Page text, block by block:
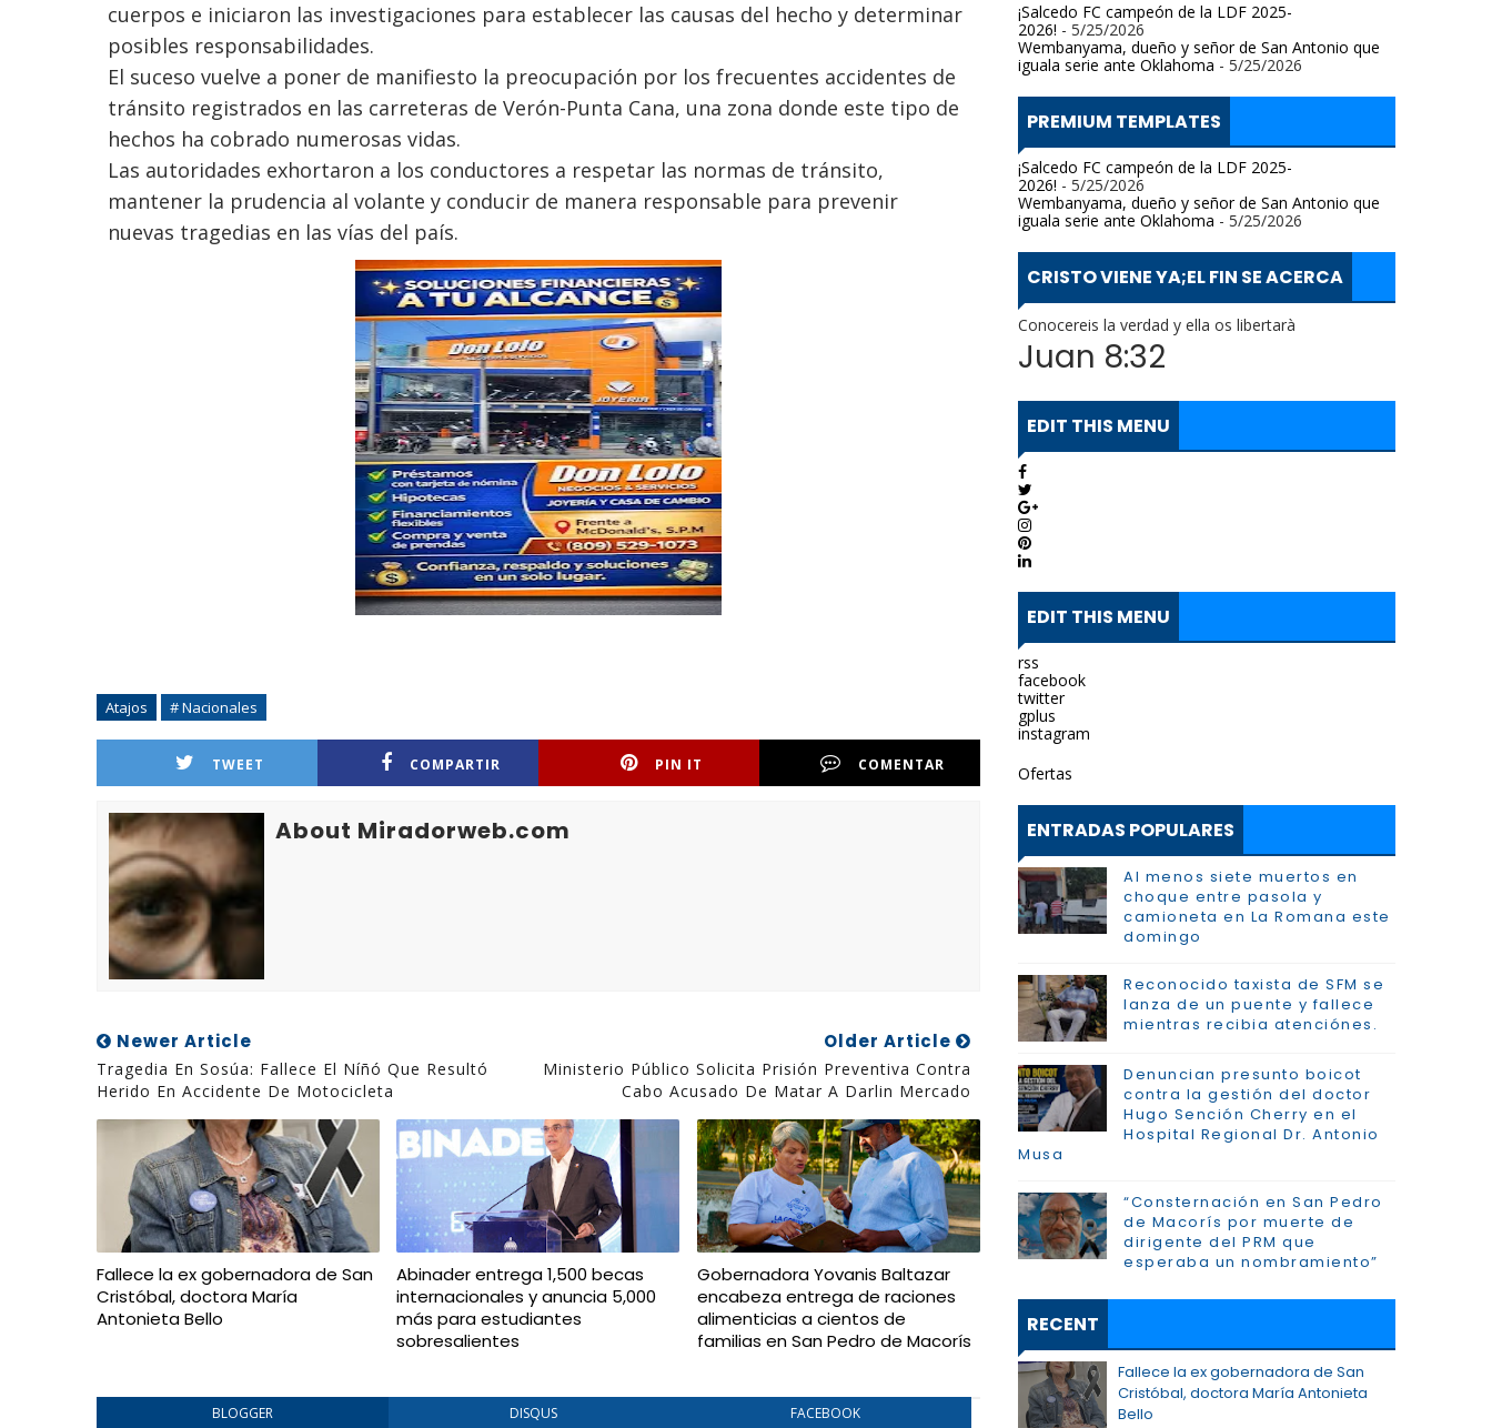
cuerpos e iniciaron las investigaciones para establecer las causas del hecho y determinar
posibles responsabilidades.
El suceso vuelve a poner de manifiesto la preocupación por los frecuentes accidentes de
tránsito registrados en las carreteras de Verón-Punta Cana, una zona donde este tipo de
hechos ha cobrado numerosas vidas.
Las autoridades exhortaron a los conductores a respetar las normas de tránsito,
mantener la prudencia al volante y conducir de manera responsable para prevenir
nuevas tragedias en las vías del país.
Atajos # Nacionales
TWEET COMPARTIR PIN IT COMENTAR
About Miradorweb.com
Newer Article
Tragedia En Sosúa: Fallece El Níñó Que Resultó
Herido En Accidente De Motocicleta
Older Article
Ministerio Público Solicita Prisión Preventiva Contra
Cabo Acusado De Matar A Darlin Mercado
Fallece la ex gobernadora de San
Cristóbal, doctora María
Antonieta Bello
Abinader entrega 1,500 becas
internacionales y anuncia 5,000
más para estudiantes
sobresalientes
Gobernadora Yovanis Baltazar
encabeza entrega de raciones
alimenticias a cientos de
familias en San Pedro de Macorís
BLOGGER DISQUS FACEBOOK
¡Salcedo FC campeón de la LDF 2025-
2026! - 5/25/2026
Wembanyama, dueño y señor de San Antonio que
iguala serie ante Oklahoma - 5/25/2026
PREMIUM TEMPLATES
¡Salcedo FC campeón de la LDF 2025-
2026! - 5/25/2026
Wembanyama, dueño y señor de San Antonio que
iguala serie ante Oklahoma - 5/25/2026
CRISTO VIENE YA;EL FIN SE ACERCA
Conocereis la verdad y ella os libertarà
Juan 8:32
EDIT THIS MENU
EDIT THIS MENU
rss
facebook
twitter
gplus
instagram
Ofertas
ENTRADAS POPULARES
Al menos siete muertos en
choque entre pasola y
camioneta en La Romana este
domingo
Reconocido taxista de SFM se
lanza de un puente y fallece
mientras recibia atenciónes.
Denuncian presunto boicot
contra la gestión del doctor
Hugo Sención Cherry en el
Hospital Regional Dr. Antonio
Musa
“Consternación en San Pedro
de Macorís por muerte de
dirigente del PRM que
esperaba un nombramiento”
RECENT
Fallece la ex gobernadora de San
Cristóbal, doctora María Antonieta
Bello